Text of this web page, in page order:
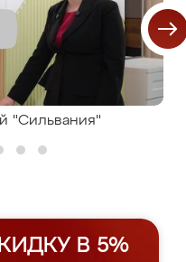
"Сильвания"
В 5%